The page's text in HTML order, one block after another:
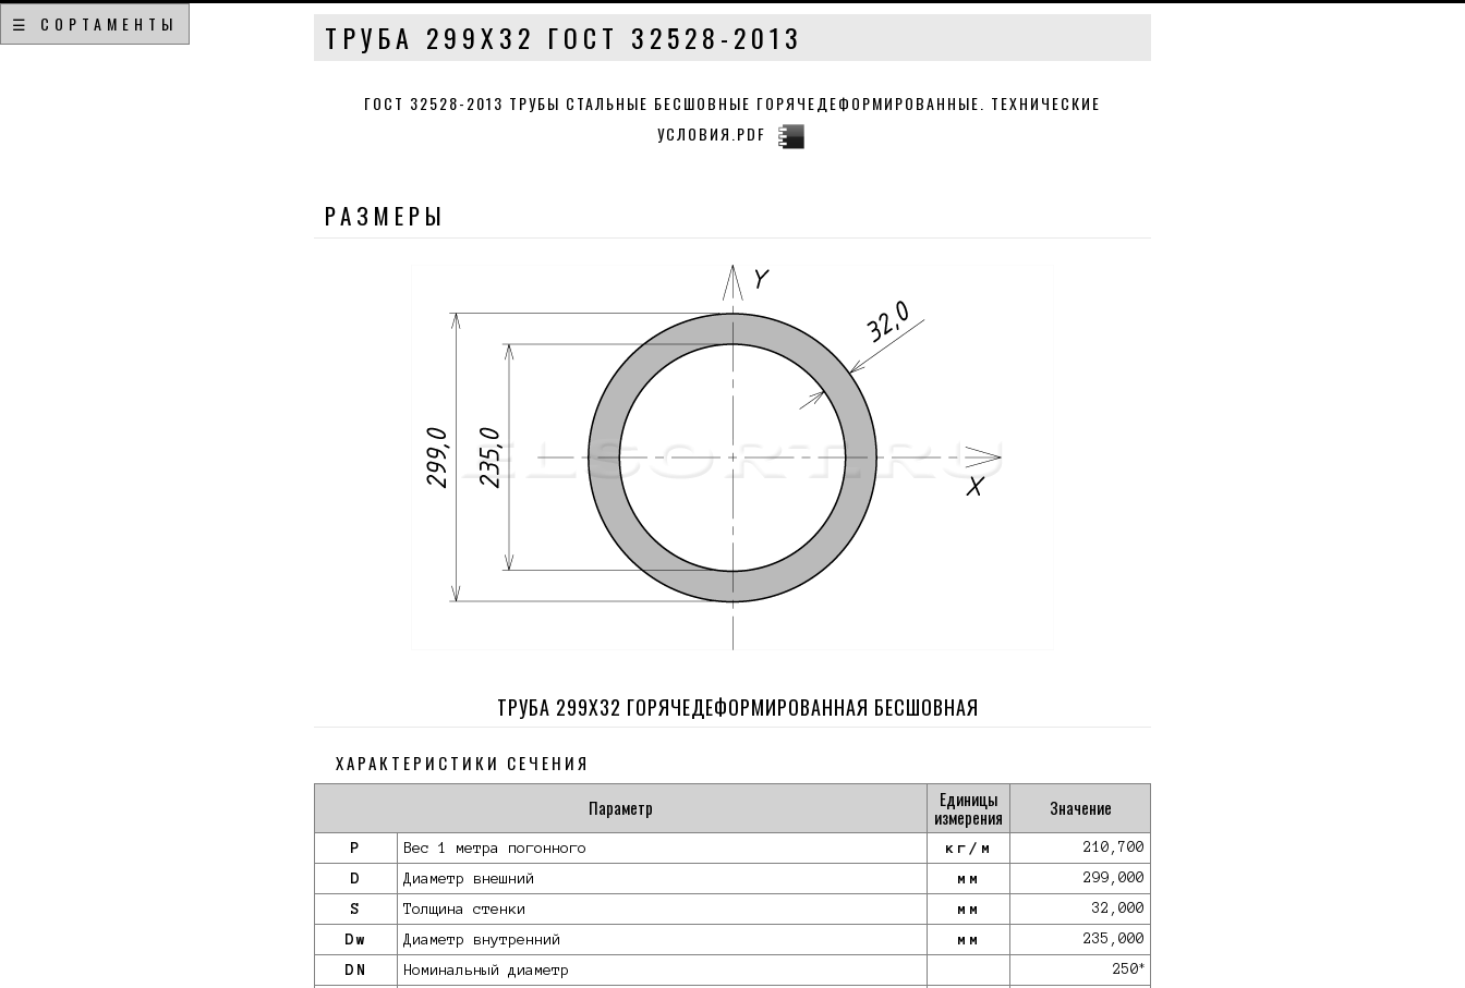
☰ СОРТАМЕНТЫ ТРУБА 299Х32 ГОСТ 32528-2013
ГОСТ 32528-2013 ТРУБЫ СТАЛЬНЫЕ БЕСШОВНЫЕ ГОРЯЧЕДЕФОРМИРОВАННЫЕ. ТЕХНИЧЕСКИЕ
УСЛОВИЯ.PDF
РАЗМЕРЫ
ТРУБА 299Х32 ГОРЯЧЕДЕФОРМИРОВАННАЯ БЕСШОВНАЯ
ХАРАКТЕРИСТИКИ СЕЧЕНИЯ
Параметр
Единицы
измерения Значение
P Вес 1 метра погонного кг/м 210,700
D Диаметр внешний мм 299,000
S Толщина стенки мм 32,000
Dw Диаметр внутренний мм 235,000
DN Номинальный диаметр 250*